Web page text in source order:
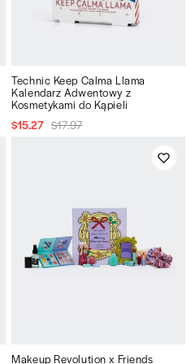
Technic Keep Calma Llama
Kalendarz Adwentowy z
Kosmetykami do Kąpieli
$15.27 $17.97
Makeup Revolution x Friends